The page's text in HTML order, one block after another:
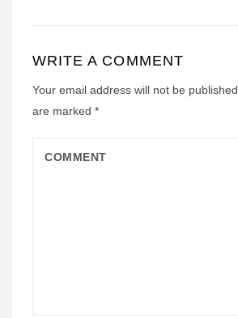
WRITE A COMMENT
Your email address will not be published.
are marked *